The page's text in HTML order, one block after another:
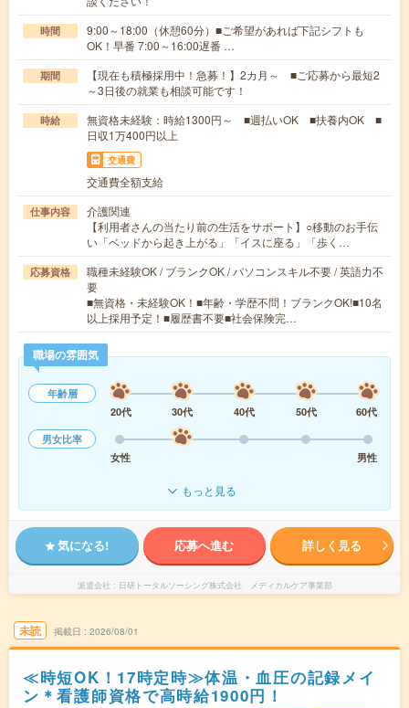
時間
9:00～18:00（休憩60分）■ご希望があれば下記シフトも
OK！早番 7:00～16:00遅番 …
期間
【現在も積極採用中！急募！】2カ月～ ■ご応募から最短2
～3日後の就業も相談可能です！
時給
無資格未経験：時給1300円～ ■週払いOK ■扶養内OK ■
日収1万400円以上
交通費
交通費全額支給
仕事内容
介護関連
【利用者さんの当たり前の生活をサポート】○移動のお手伝
い「ベッドから起き上がる」「イスに座る」「歩く…
応募資格
職種未経験OK / ブランクOK / パソコンスキル不要 / 英語力不
要
■無資格・未経験OK！■年齢・学歴不問！ブランクOK!■10名
以上採用予定！■履歴書不要■社会保険完…
職場の雰囲気
年齢層
20代
30代 40代 50代
60代
男女比率
女性
男性
もっと見る
気になる! 応募へ進む 詳しく見る
派遣会社 日研トータルソーシング株式会社 メディカルケア事業部
未読 掲載日 2026/08/01
≪時短OK！17時定時≫体温・血圧の記録メイ
ン＊看護師資格で高時給1900円！